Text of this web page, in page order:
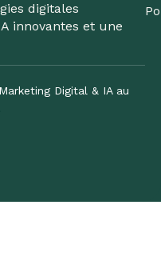
digitales
innovantes et une
Digital & IA au